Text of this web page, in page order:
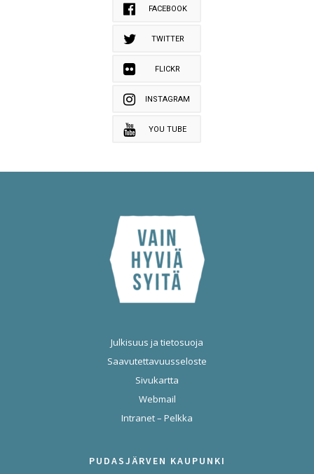
FACEBOOK
TWITTER
FLICKR
INSTAGRAM
YOU TUBE
Julkisuus ja tietosuoja
Saavutettavuusseloste
Sivukartta
Webmail
Intranet – Pelkka
PUDASJÄRVEN KAUPUNKI